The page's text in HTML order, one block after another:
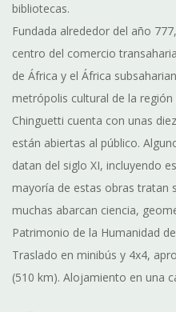
bibliotecas.
Fundada alrededor del año
centro del comercio
de África y el África
metrópolis cultural de la región
Chinguetti cuenta con unas
están abiertas al público.
datan del siglo XI, incluyendo
mayoría de estas obras tratan
muchas abarcan ciencia,
Patrimonio de la Humanidad
Traslado en minibús y 4x4,
(510 km). Alojamiento en una